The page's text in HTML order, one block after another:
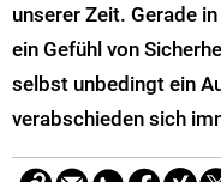
unserer Zeit. Gerade
ein Gefühl von
selbst unbedingt ein
verabschieden sich